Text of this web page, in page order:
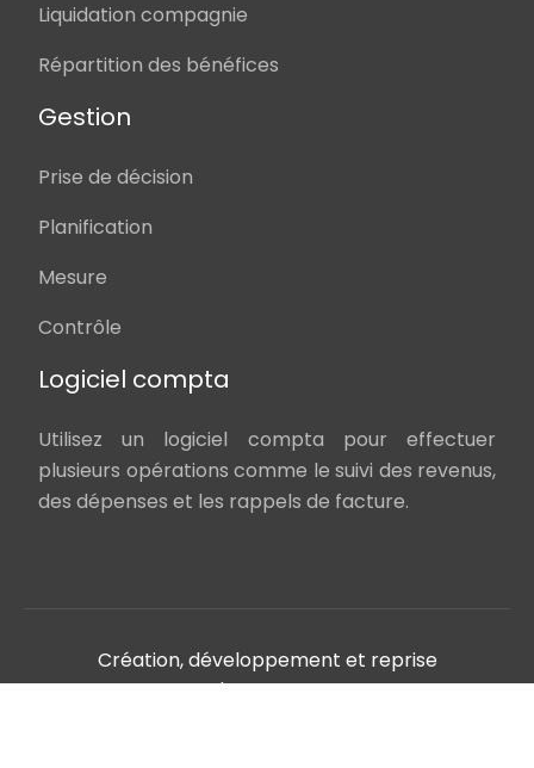
Liquidation compagnie
Répartition des bénéfices
Gestion
Prise de décision
Planification
Mesure
Contrôle
Logiciel compta
Utilisez un logiciel compta pour effectuer
plusieurs opérations comme le suivi des revenus,
des dépenses et les rappels de facture.
Création, développement et reprise
d'entreprise.